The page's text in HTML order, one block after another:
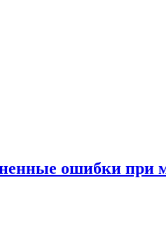
ошибки при